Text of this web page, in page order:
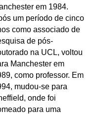
em 1984.
um período de cinco
como associado de
de pós-
na UCL, voltou
Manchester em
como professor. Em
mudou-se para
onde foi
para uma